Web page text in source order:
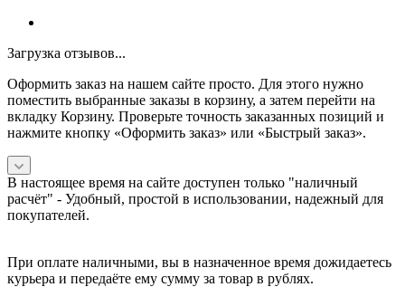
Загрузка отзывов...
Оформить заказ на нашем сайте просто. Для этого нужно
поместить выбранные заказы в корзину, а затем перейти на
вкладку Корзину. Проверьте точность заказанных позиций и
нажмите кнопку «Оформить заказ» или «Быстрый заказ».
В настоящее время на сайте доступен только "наличный
расчёт" - Удобный, простой в использовании, надежный для
покупателей.
При оплате наличными, вы в назначенное время дожидаетесь
курьера и передаёте ему сумму за товар в рублях.